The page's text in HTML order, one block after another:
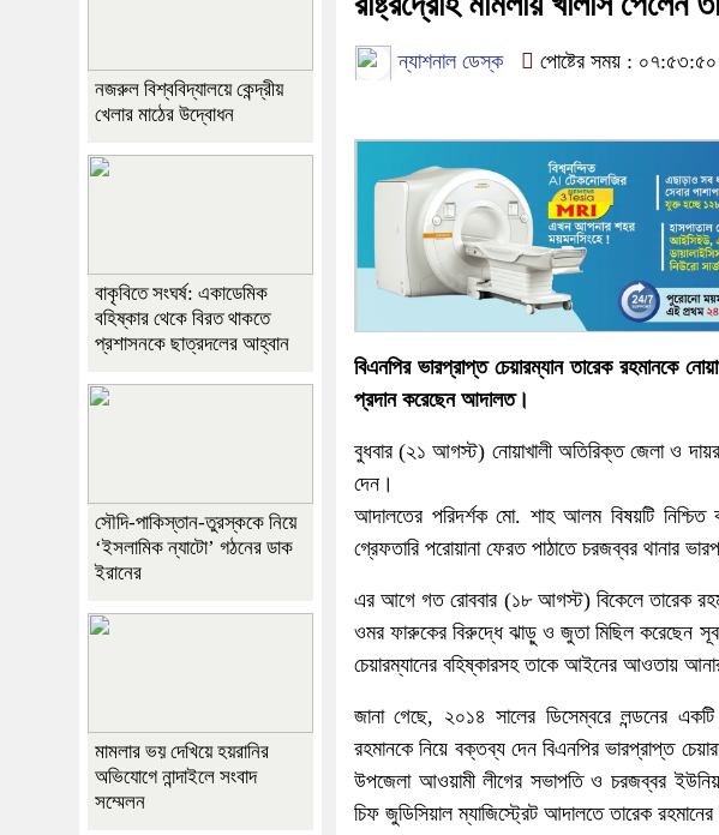
ন্যাশনাল ডেস্ক পোষ্টের সময় :
বিএনপির ভারপ্রাপ্ত চেয়ারম্যান তারেক রহমানকে
প্রদান করেছেন আদালত।
বুধবার (২১ আগস্ট) নোয়াখালী অতিরিক্ত জেলা ও
দেন।
আদালতের পরিদর্শক মো. শাহ আলম বিষয়টি নিশ্চিত
গ্রেফতারি পরোয়ানা ফেরত পাঠাতে চরজব্বর থানার
এর আগে গত রোববার (১৮ আগস্ট) বিকেলে তারেক
ওমর ফারুকের বিরুদ্ধে ঝাড়ু ও জুতা মিছিল করেছেন
চেয়ারম্যানের বহিষ্কারসহ তাকে আইনের আওতায়
জানা গেছে, ২০১৪ সালের ডিসেম্বরে লন্ডনের একটি
রহমানকে নিয়ে বক্তব্য দেন বিএনপির ভারপ্রাপ্ত
উপজেলা আওয়ামী লীগের সভাপতি ও চরজব্বর
চিফ জুডিসিয়াল ম্যাজিস্ট্রেট আদালতে তারেক
নজরুল বিশ্ববিদ্যালয়ে কেন্দ্রীয়
খেলার মাঠের উদ্বোধন
বাকৃবিতে সংঘর্ষ: একাডেমিক
বহিষ্কার থেকে বিরত থাকতে
প্রশাসনকে ছাত্রদলের আহ্বান
সৌদি-পাকিস্তান-তুরস্ককে নিয়ে
‘ইসলামিক ন্যাটো’ গঠনের ডাক
ইরানের
মামলার ভয় দেখিয়ে হয়রানির
অভিযোগে নান্দাইলে সংবাদ
সম্মেলন